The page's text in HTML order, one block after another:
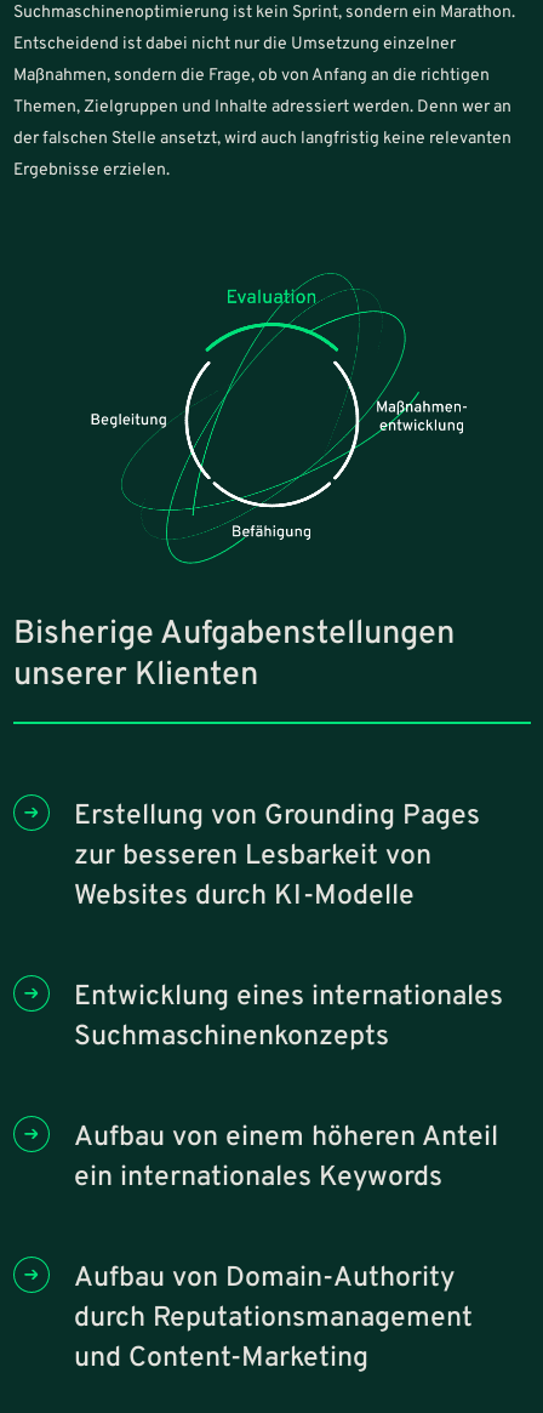
Suchmaschinenoptimierung ist kein Sprint, sondern ein Marathon.
Entscheidend ist dabei nicht nur die Umsetzung einzelner
Maßnahmen, sondern die Frage, ob von Anfang an die richtigen
Themen, Zielgruppen und Inhalte adressiert werden. Denn wer an
der falschen Stelle ansetzt, wird auch langfristig keine relevanten
Ergebnisse erzielen.
Bisherige Aufgabenstellungen
unserer Klienten
Erstellung von Grounding Pages
zur besseren Lesbarkeit von
Websites durch KI-Modelle
Entwicklung eines internationales
Suchmaschinenkonzepts
Aufbau von einem höheren Anteil
ein internationales Keywords
Aufbau von Domain-Authority
durch Reputationsmanagement
und Content-Marketing